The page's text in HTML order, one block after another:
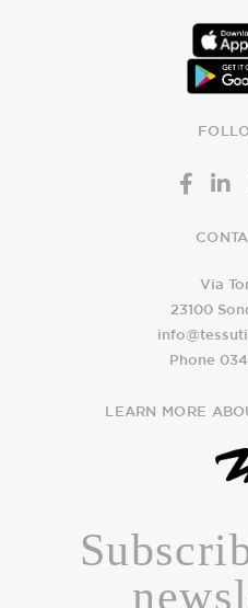
Via
23100
Phone
LEARN MORE